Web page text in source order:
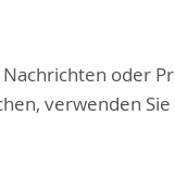
Nachrichten oder
verwenden